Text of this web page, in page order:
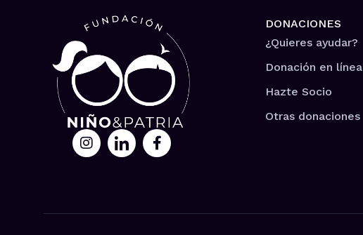
DONACIONES
¿Quieres ayudar?
Donación en línea
Hazte Socio
Otras donaciones